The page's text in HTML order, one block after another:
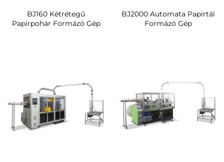
BJ160 Kétrétegű
Papírpohár Formázó Gép
BJ2000 Automata Papírtál
Formázó Gép